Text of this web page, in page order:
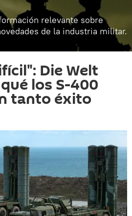
relevante sobre
de la industria militar.
Die Welt
los S-400
tanto éxito